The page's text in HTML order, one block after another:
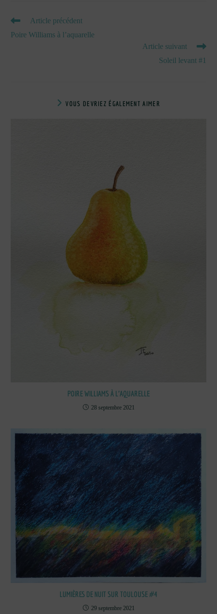
READ
ARTICLES
Article précédent
Poire Williams à l’aquarelle
Article suivant
Soleil levant #1
VOUS DEVRIEZ ÉGALEMENT AIMER
POIRE WILLIAMS À L’AQUARELLE
28 septembre 2021
LUMIÈRES DE NUIT SUR TOULOUSE #4
29 septembre 2021